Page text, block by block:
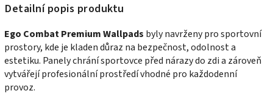
Detailní popis produktu
Ego Combat Premium Wallpads byly navrženy pro sportovní
prostory, kde je kladen důraz na bezpečnost, odolnost a
estetiku. Panely chrání sportovce před nárazy do zdi a zároveň
vytvářejí profesionální prostředí vhodné pro každodenní
provoz.